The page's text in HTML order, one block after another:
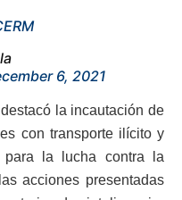
6, 2021
la incautación de
con transporte ilícito y
para la lucha contra la
acciones presentadas